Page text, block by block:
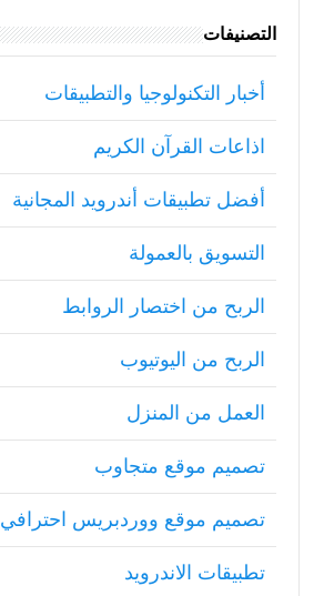
التصنيفات
أخبار التكنولوجيا والتطبيقات
اذاعات القرآن الكريم
أفضل تطبيقات أندرويد المجانية
التسويق بالعمولة
الربح من اختصار الروابط
الربح من اليوتيوب
العمل من المنزل
تصميم موقع متجاوب
تصميم موقع ووردبريس احترافي
تطبيقات الاندرويد